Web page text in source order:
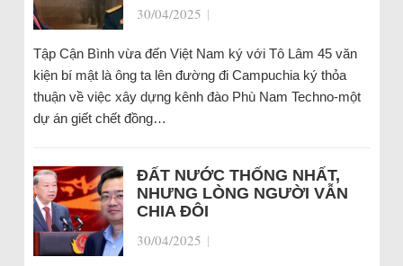
30/04/2025 |
Tập Cận Bình vừa đến Việt Nam ký với Tô Lâm 45 văn
kiện bí mật là ông ta lên đường đi Campuchia ký thỏa
thuận về việc xây dựng kênh đào Phù Nam Techno-một
dự án giết chết đồng…
ĐẤT NƯỚC THỐNG NHẤT,
NHƯNG LÒNG NGƯỜI VẪN
CHIA ĐÔI
30/04/2025 |